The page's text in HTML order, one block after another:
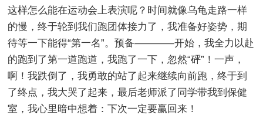
这样怎么能在运动会上表演呢？时间就像乌龟走路一样
的慢，终于轮到我们跑团体接力了，我准备好姿势，期
待等一下能得“第一名”。预备————开始，我全力以赴
的跑到了第一道跑道，我跑了一下，忽然“砰”！一声，
啊！我跌倒了，我勇敢的站了起来继续向前跑，终于到
了终点，我大哭了起来，最后老师派了同学带我到保健
室，我心里暗中想着：下次一定要赢回来！